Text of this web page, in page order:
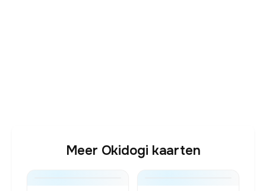
Meer Okidogi kaarten